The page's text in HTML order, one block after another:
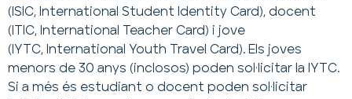
(ISIC, International Student Identity Card), docent
(ITIC, International Teacher Card) i jove
(IYTC, International Youth Travel Card). Els joves
menors de 30 anys (inclosos) poden sol·licitar la IYTC.
Si a més és estudiant o docent poden sol·licitar